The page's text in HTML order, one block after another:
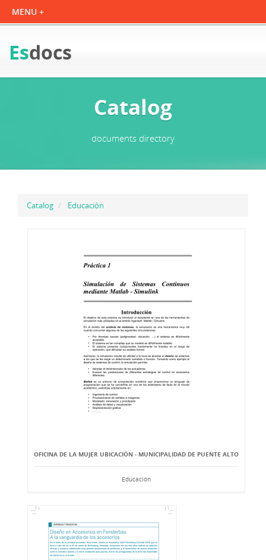
Esdocs
Catalog
documents directory
Catalog Educación
OFICINA DE LA MUJER UBICACIÓN - MUNICIPALIDAD DE PUENTE ALTO
Educación